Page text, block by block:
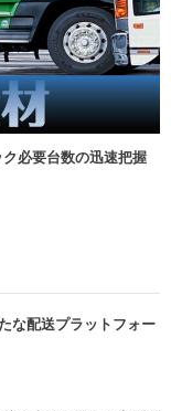
必要台数の迅速把握
な配送プラットフォー